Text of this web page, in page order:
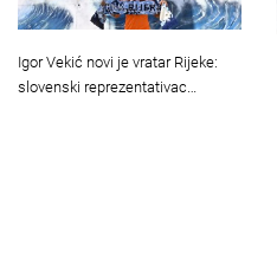
Igor Vekić novi je vratar Rijeke:
slovenski reprezentativac…